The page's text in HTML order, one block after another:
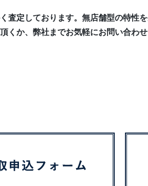
査定しております。無店舗型の特性
くか、弊社までお気軽にお問い合わせ